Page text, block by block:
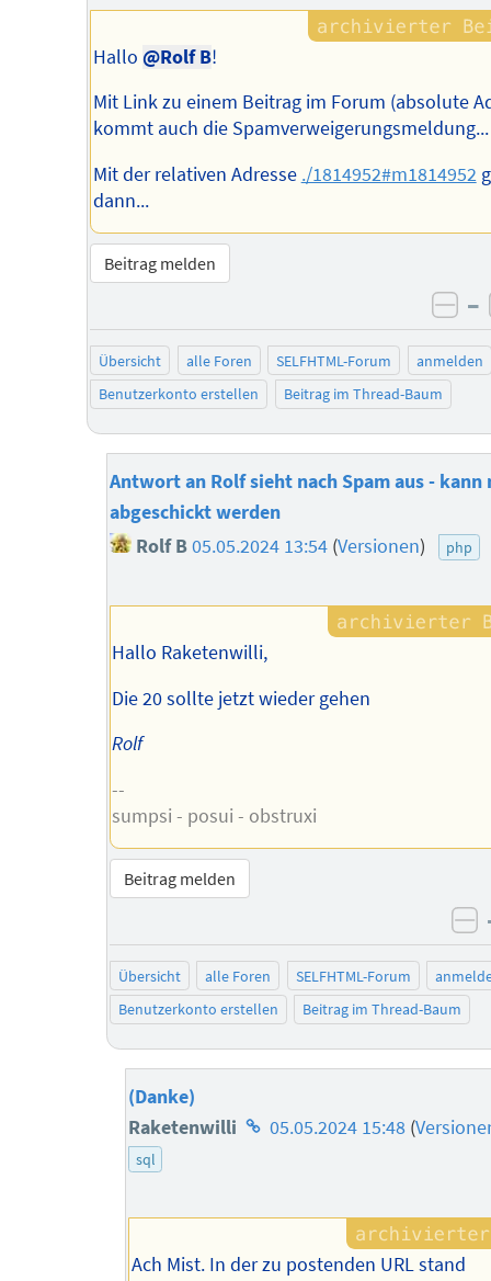
Hallo @Rolf B!
Mit Link zu einem Beitrag im Forum (absolute
kommt auch die Spamverweigerungsmeldung...
Mit der relativen Adresse ./1814952#m1814952
dann...
Beitrag melden
–
Übersicht alle Foren SELFHTML-Forum
anmelden
Benutzerkonto erstellen
Beitrag im Thread-Baum
Antwort an Rolf sieht nach Spam aus - kann
abgeschickt werden
Rolf B 05.05.2024 13:54 (Versionen) php
Hallo Raketenwilli,
Die 20 sollte jetzt wieder gehen
Rolf
--
sumpsi - posui - obstruxi
Beitrag melden
Übersicht alle Foren SELFHTML-Forum
Benutzerkonto erstellen
Beitrag im Thread-Baum
(Danke)
Raketenwilli Homepage
05.05.2024 15:48 (
sql
Ach Mist. In der zu postenden URL stand